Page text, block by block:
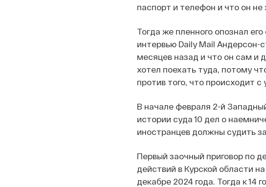
паспорт и телефон и что он не
Тогда же пленного опознал
интервью Daily Mail Андерсон-
месяцев назад и что он сам и
хотел поехать туда, потому
против того, что происходит
В начале февраля 2-й
истории суда 10 дел о
иностранцев должны судить
Первый заочный приговор по
действий в Курской области
декабре 2024 года. Тогда к 14